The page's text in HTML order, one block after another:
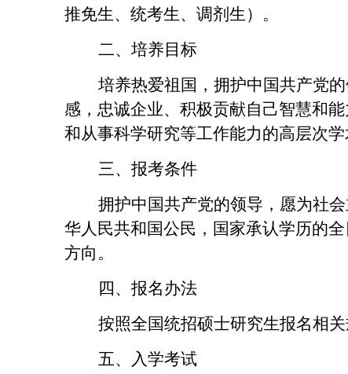
推免生、统考生、调剂生）。
二、培养目标
培养热爱祖国，拥护中国共产党
感，忠诚企业、积极贡献自己智慧和
和从事科学研究等工作能力的高层次学
三、报考条件
拥护中国共产党的领导，愿为社
华人民共和国公民，国家承认学历的
方向。
四、报名办法
按照全国统招硕士研究生报名相关
五、入学考试